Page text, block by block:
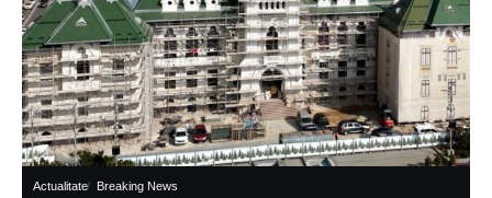
Actualitate Breaking News